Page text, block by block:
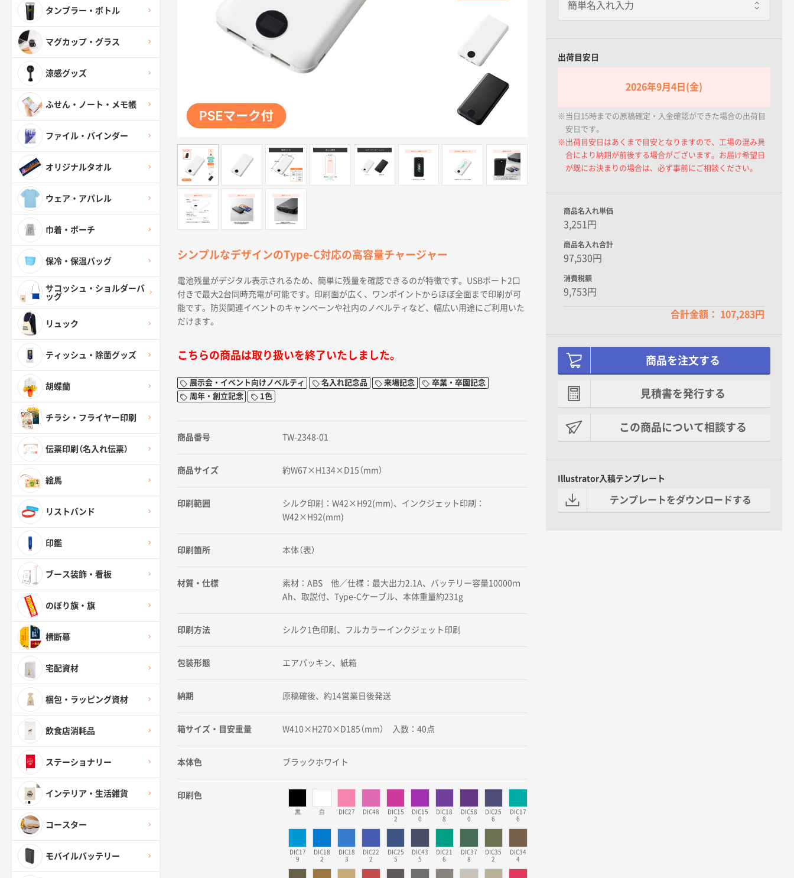
タンブラー・ボトル
マグカップ・グラス
涼感グッズ
ふせん・ノート・メモ帳
ファイル・バインダー
オリジナルタオル
ウェア・アパレル
巾着・ポーチ
保冷・保温バッグ
サコッシュ・ショルダーバ
ッグ
リュック
ティッシュ・除菌グッズ
胡蝶蘭
チラシ・フライヤー印刷
伝票印刷（名入れ伝票）
絵馬
リストバンド
印鑑
ブース装飾・看板
のぼり旗・旗
横断幕
宅配資材
梱包・ラッピング資材
飲食店消耗品
ステーショナリー
インテリア・生活雑貨
コースター
モバイルバッテリー
出荷目安日
2026年9月4日(金)
※当日15時までの原稿確定・入金確認ができた場合の出荷目
安日です。
※出荷目安日はあくまで目安となりますので、工場の混み具
合により納期が前後する場合がございます。お届け希望日
が既にお決まりの場合は、必ず事前にご相談ください。
商品名入れ単価
3,251円
商品名入れ合計
97,530円
消費税額
9,753円
合計金額： 107,283円
商品を注文する
見積書を発行する
この商品について相談する
Illustrator入稿テンプレート
テンプレートをダウンロードする
シンプルなデザインのType-C対応の高容量チャージャー
電池残量がデジタル表示されるため、簡単に残量を確認できるのが特徴です。USBポート2口
付きで最大2台同時充電が可能です。印刷面が広く、ワンポイントからほぼ全面まで印刷が可
能です。防災関連イベントのキャンペーンや社内のノベルティなど、幅広い用途にご利用いた
だけます。
こちらの商品は取り扱いを終了いたしました。
展示会・イベント向けノベルティ 名入れ記念品 来場記念
卒業・卒園記念
周年・創立記念
1色
商品番号 TW-2348-01
商品サイズ 約W67×H134×D15（mm）
印刷範囲
シルク印刷：W42×H92(mm)、インクジェット印刷：
W42×H92(mm)
印刷箇所 本体（表）
材質・仕様
素材：ABS 他／仕様：最大出力2.1A、バッテリー容量10000ｍ
Ah、取説付、Type-Cケーブル、本体重量約231g
印刷方法 シルク1色印刷、フルカラーインクジェット印刷
包装形態 エアパッキン、紙箱
納期 原稿確後、約14営業日後発送
箱サイズ・目安重量 W410×H270×D185（mm） 入数：40点
本体色 ブラックホワイト
印刷色
黒 白 DIC27 DIC48
DIC15
2
DIC15
0
DIC18
8
DIC58
0
DIC25
6
DIC17
6
DIC17
9
DIC18
2
DIC18
3
DIC22
2
DIC25
5
DIC43
5
DIC21
6
DIC37
8
DIC35
2
DIC34
4